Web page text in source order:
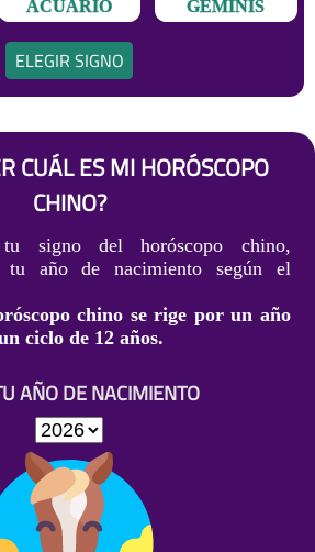
ACUARIO GÉMINIS
ELEGIR SIGNO
CUÁL ES MI HORÓSCOPO
CHINO?
tu signo del horóscopo chino,
tu año de nacimiento según el
chino se rige por un año
ciclo de 12 años.
AÑO DE NACIMIENTO